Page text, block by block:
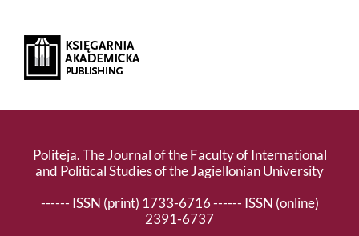
Politeja. The Journal of the Faculty of International
and Political Studies of the Jagiellonian University
------ ISSN (print) 1733-6716 ------ ISSN (online)
2391-6737